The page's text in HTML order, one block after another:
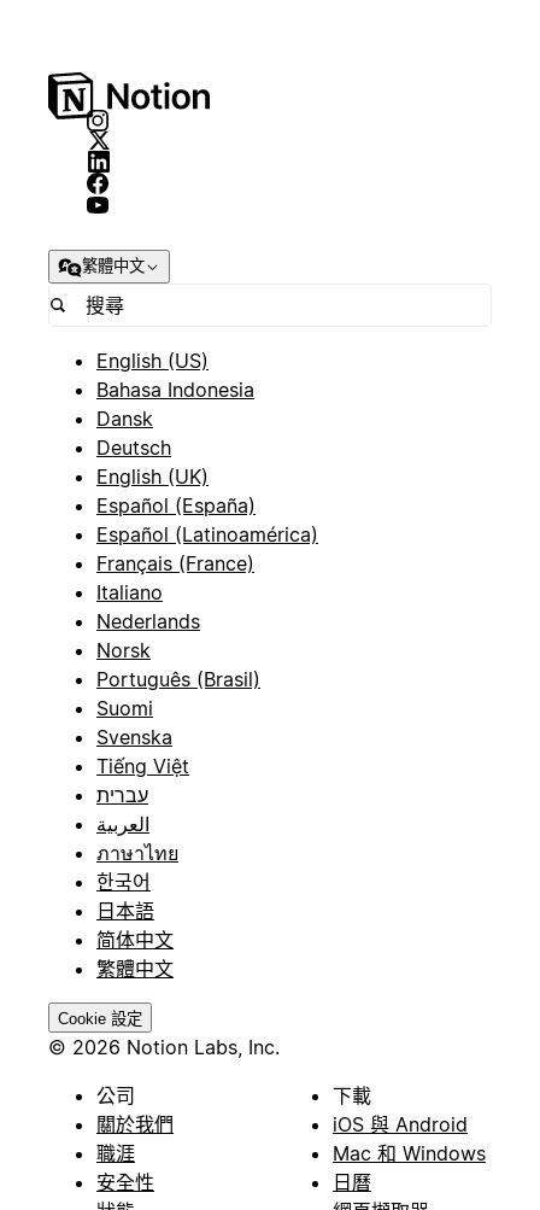
繁體中文
English (US)
Bahasa Indonesia
Dansk
Deutsch
English (UK)
Español (España)
Español (Latinoamérica)
Français (France)
Italiano
Nederlands
Norsk
Português (Brasil)
Suomi
Svenska
Tiếng Việt
עברית
العربية
ภาษาไทย
한국어
日本語
简体中文
繁體中文
Cookie 設定
© 2026 Notion Labs, Inc.
公司
關於我們
職涯
安全性
下載
iOS 與 Android
Mac 和 Windows
日曆